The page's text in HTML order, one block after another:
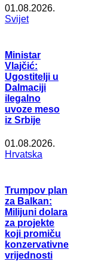
01.08.2026.
Svijet
Ministar
Vlajčić:
Ugostitelji u
Dalmaciji
ilegalno
uvoze meso
iz Srbije
01.08.2026.
Hrvatska
Trumpov plan
za Balkan:
Milijuni dolara
za projekte
koji promiču
konzervativne
vrijednosti